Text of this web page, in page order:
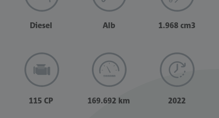
Diesel Alb 1.968 cm3
115 CP 169.692 km 2022